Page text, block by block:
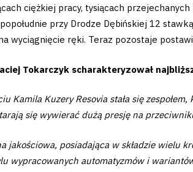
ciężkiej pracy, tysiącach
przy Drodze Dębińskiej 12
wyciągnięcie ręki. Teraz pozostaje
Tokarczyk scharakteryzował
Kamila Kuzery Resovia stała się
się wywierać dużą presję na
jakościowa, posiadająca w składzie wielu
wypracowanych automatyzmów i